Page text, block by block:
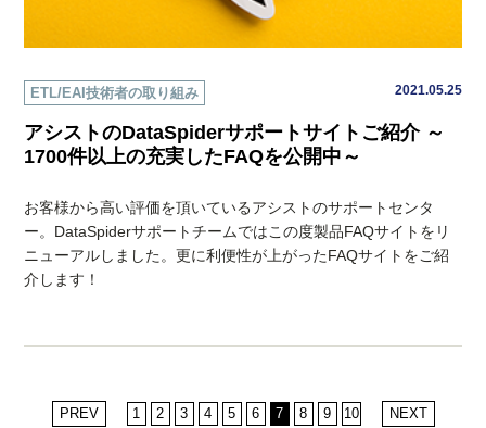
ETL/EAI技術者の取り組み 2021.05.25
アシストのDataSpiderサポートサイトご紹介 ～
1700件以上の充実したFAQを公開中～
お客様から高い評価を頂いているアシストのサポートセンタ
ー。DataSpiderサポートチームではこの度製品FAQサイトをリ
ニューアルしました。更に利便性が上がったFAQサイトをご紹
介します！
PREV 1 2 3 4 5 6 7 8 9 10 NEXT